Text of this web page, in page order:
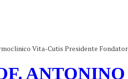
Vita-Cutis Presidente